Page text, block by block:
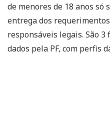
de menores de 18 anos só
entrega dos
responsáveis legais. São
dados pela PF, com perfis